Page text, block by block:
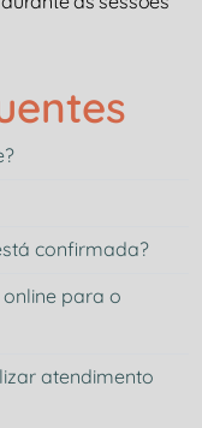
confirmada?
para o
atendimento